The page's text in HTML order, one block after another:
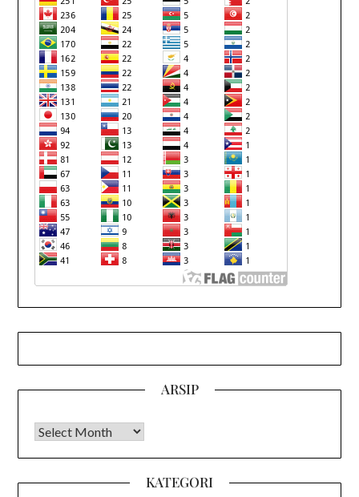
ARSIP
Arsip
KATEGORI